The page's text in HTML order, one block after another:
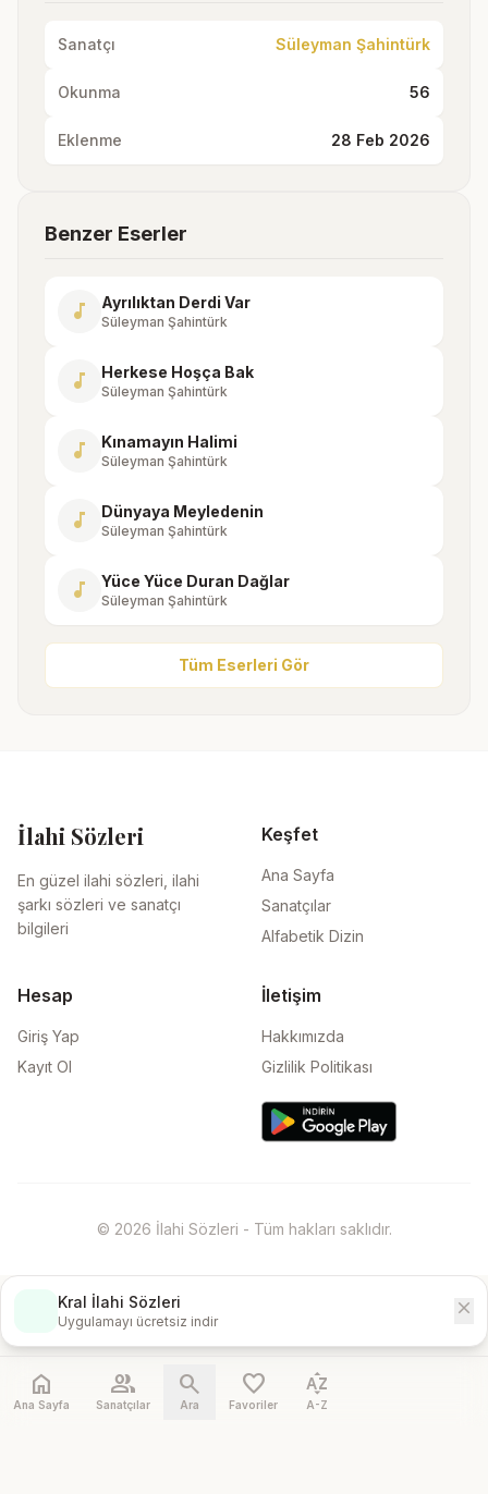
Sanatçı Süleyman Şahintürk
Okunma 56
Eklenme 28 Feb 2026
Benzer Eserler
music_note Ayrılıktan Derdi Var
Süleyman Şahintürk
music_note Herkese Hoşça Bak
Süleyman Şahintürk
music_note Kınamayın Halimi
Süleyman Şahintürk
music_note Dünyaya Meyledenin
Süleyman Şahintürk
music_note Yüce Yüce Duran Dağlar
Süleyman Şahintürk
Tüm Eserleri Gör
İlahi Sözleri
En güzel ilahi sözleri, ilahi
şarkı sözleri ve sanatçı
bilgileri
Keşfet
Ana Sayfa
Sanatçılar
Alfabetik Dizin
Hesap
Giriş Yap
Kayıt Ol
İletişim
Hakkımızda
Gizlilik Politikası
© 2026 İlahi Sözleri - Tüm hakları saklıdır.
Kral İlahi Sözleri
Uygulamayı ücretsiz indir
close
home
Ana Sayfa
people
Sanatçılar
search
Ara
favorite
Favoriler
sort_by_alpha
A-Z